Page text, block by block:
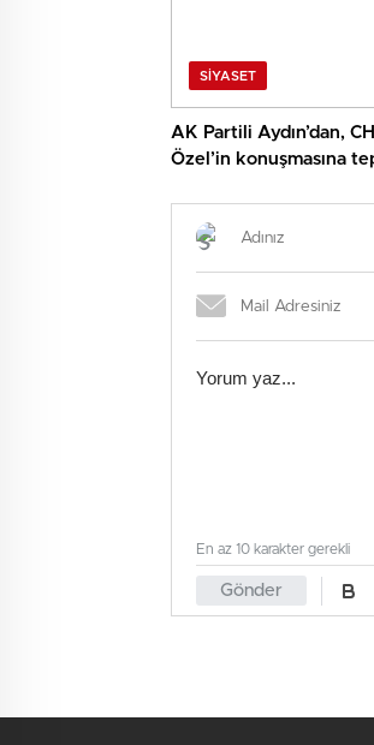
SIYASET
AK Partili Aydın’dan,
Özel’in konuşmasına
Gönder
En az 10 karakter gerekli